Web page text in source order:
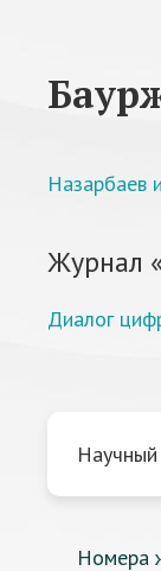
Назарбаев
Журнал
Диалог
Номера